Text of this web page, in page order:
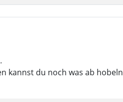
kannst du noch was ab hobeln